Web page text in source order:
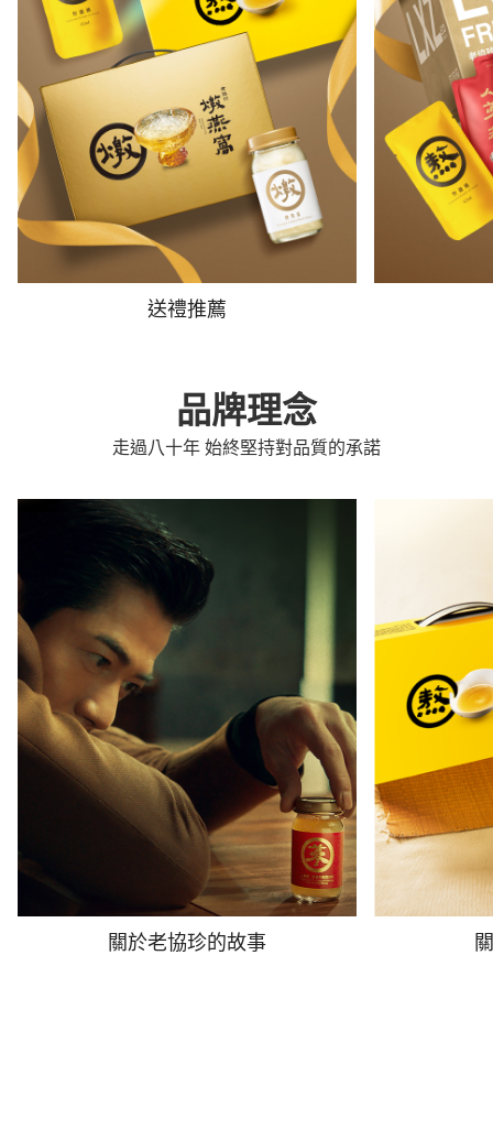
送禮推薦
品牌理念
走過八十年 始終堅持對品質的承諾
關於老協珍的故事